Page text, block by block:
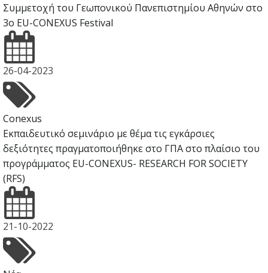
Συμμετοχή του Γεωπονικού Πανεπιστημίου Αθηνών στο
3o EU-CONEXUS Festival
26-04-2023
Conexus
Εκπαιδευτικό σεμινάριο με θέμα τις εγκάρσιες
δεξιότητες πραγματοποιήθηκε στο ΓΠΑ στο πλαίσιο του
προγράμματος EU-CONEXUS- RESEARCH FOR SOCIETY
(RFS)
21-10-2022